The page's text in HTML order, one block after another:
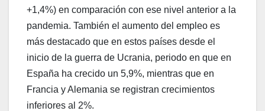
+1,4%) en comparación con ese nivel anterior a la
pandemia. También el aumento del empleo es
más destacado que en estos países desde el
inicio de la guerra de Ucrania, periodo en que en
España ha crecido un 5,9%, mientras que en
Francia y Alemania se registran crecimientos
inferiores al 2%.